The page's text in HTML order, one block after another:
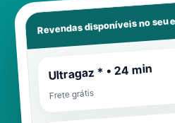
Revendas disponíveis no seu
Ultragaz * • 24 min
Frete grátis